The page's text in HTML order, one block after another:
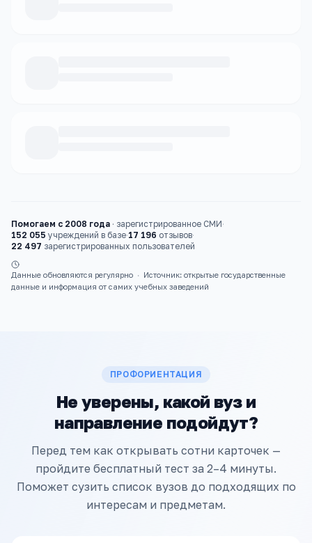
Помогаем с 2008 года · зарегистрированное СМИ·
152 055 учреждений в базе·17 196 отзывов·
22 497 зарегистрированных пользователей
Данные обновляются регулярно ·
Источник: открытые государственные
данные и информация от самих учебных заведений
ПРОФОРИЕНТАЦИЯ
Не уверены, какой вуз и
направление подойдут?
Перед тем как открывать сотни карточек —
пройдите бесплатный тест за 2–4 минуты.
Поможет сузить список вузов до подходящих по
интересам и предметам.